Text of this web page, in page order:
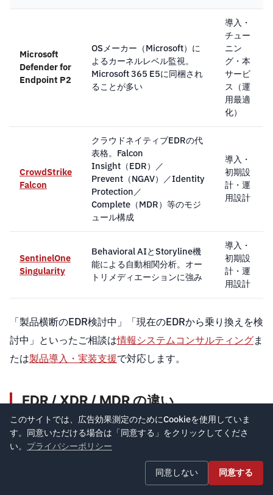
Microsoft
Defender for
Endpoint P2
OSメーカー（Microsoft）に
よるカーネルレベル監視。
Microsoft 365 E5に同梱され
ることが多い
導入・
チュー
ニン
グ・本
サービ
ス（運
用最適
化）
CrowdStrike
Falcon
クラウドネイティブEDRの代
表格。Falcon
Insight（EDR）／
Prevent（NGAV）／Identity
Protection／
Complete（MDR）等のモジ
ュール構成
導入・
初期設
計・運
用設計
SentinelOne
Singularity
Behavioral AIとStoryline機
能による自動相関分析。オー
トリメディエーションに強み
導入・
初期設
計・運
用設計
「製品横断のEDR検討中」「現在のEDRから乗り換えを検
討中」といったご相談は情報システムコンサルティングま
たは製品導入・実装支援で対応します。
EDR / XDR / MDR の違い
EDR運用を検討する際によく混同される3つの用語を整理
します。
主
このサイトでは、広告効果測定のためにCookieを使用していま
す。同意いただける場合は「同意する」をクリックしてくださ
い。 プライバシーポリシー
同意しない 同意する